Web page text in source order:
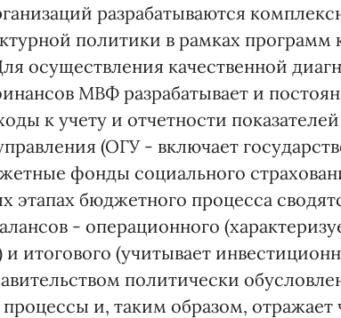
разрабатываются
политики в рамках программ
осуществления качественной
МВФ разрабатывает и
к учету и отчетности
(ОГУ - включает
фонды социального
этапах бюджетного процесса
- операционного
итогового (учитывает
политически
и, таким образом, отражает